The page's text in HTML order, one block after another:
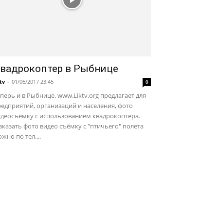
в Рыбнице
- 01/06/2017 23:45 0
и в Рыбнице. www.Liktv.org предлагает для
организаций и населения, фото
с использованием квадрокоптера.
фото видео съёмку с "птичьего" полета
по тел....